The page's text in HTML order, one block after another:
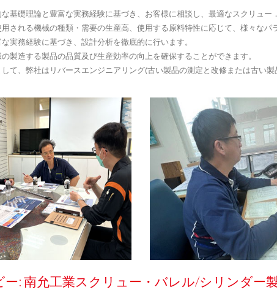
基礎理論と豊富な実務経験に基づき、お客様に相談し、最適なスクリュー
される機械の種類・需要の生産高、使用する原料特性に応じて、様々な
実務経験に基づき、設計分析を徹底的に行います。
製造する製品の品質及び生産効率の向上を確保することができます。
て、弊社はリバースエンジニアリング(古い製品の測定と改修または古い
ー: 南允工業スクリュー・バレル/シリンダー